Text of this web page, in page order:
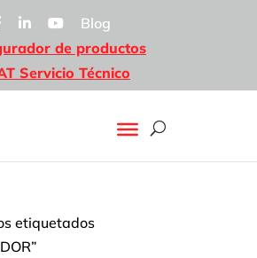
Blog
de productos
Servicio Técnico
etiquetados